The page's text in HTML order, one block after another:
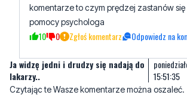
Ja widzę jedni i drudzy się nadają do
lakarzy..
15:51:35
8 1 Zgłoś komentarz Odpowiedz na komentarz
. poniedziałek, 8 stycznia 2024 - 16:02:36